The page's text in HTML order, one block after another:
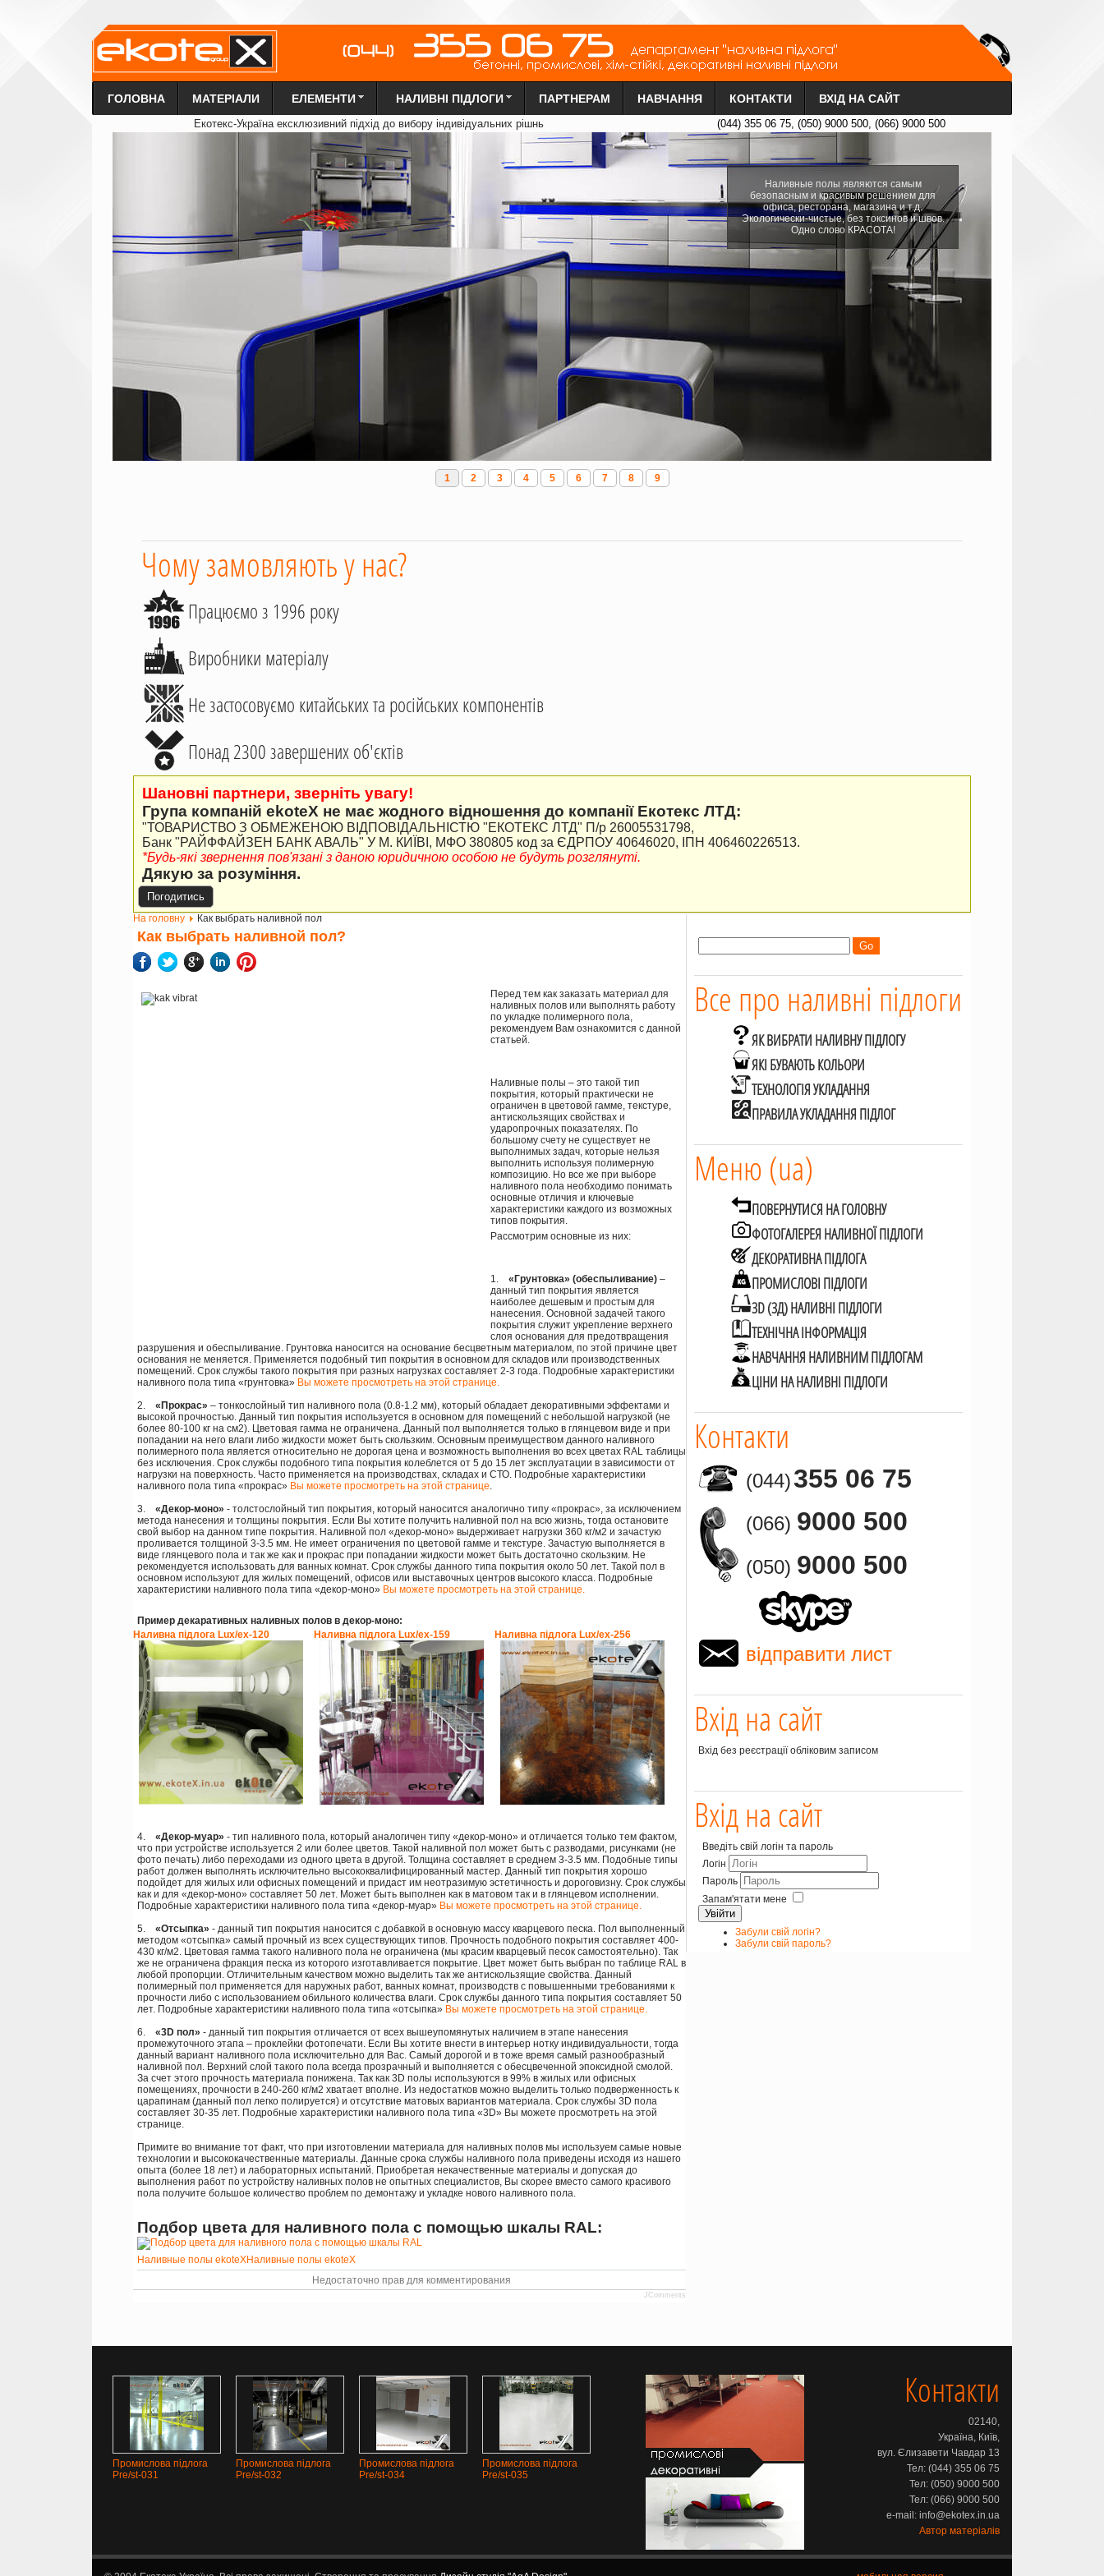
ГОЛОВНА МАТЕРІАЛИ ЕЛЕМЕНТИ НАЛИВНІ ПІДЛОГИ ПАРТНЕРАМ НАВЧАННЯ КОНТАКТИ ВХІД НА САЙТ
Екотекс-Україна ексклюзивний підхід до вибору індивідуальних рішнь (044) 355 06 75, (050) 9000 500, (066) 9000 500
Наливные полы являются самым
безопасным и красивым решением для
офиса, ресторана, магазина и т.д.
Экологически-чистые, без токсинов и швов.
Одно слово КРАСОТА!
1 2 3 4 5 6 7 8 9
Чому замовляють у нас?
Працюємо з 1996 року
Виробники матеріалу
Не застосовуємо китайських та російських компонентів
Понад 2300 завершених об'єктів
Шановні партнери, зверніть увагу!
Група компаній ekoteX не має жодного відношення до компанії Екотекс ЛТД:
"ТОВАРИСТВО З ОБМЕЖЕНОЮ ВІДПОВІДАЛЬНІСТЮ "ЕКОТЕКС ЛТД" П/р 26005531798,
Банк "РАЙФФАЙЗЕН БАНК АВАЛЬ" У М. КИЇВІ, МФО 380805 код за ЄДРПОУ 40646020, ІПН 406460226513.
*Будь-які звернення пов'язані з даною юридичною особою не будуть розглянуті.
Дякую за розуміння.
Погодитись
Все про наливні підлоги
ЯК ВИБРАТИ НАЛИВНУ ПІДЛОГУ
ЯКІ БУВАЮТЬ КОЛЬОРИ
ТЕХНОЛОГІЯ УКЛАДАННЯ
ПРАВИЛА УКЛАДАННЯ ПІДЛОГ
Меню (ua)
ПОВЕРНУТИСЯ НА ГОЛОВНУ
ФОТОГАЛЕРЕЯ НАЛИВНОЇ ПІДЛОГИ
ДЕКОРАТИВНА ПІДЛОГА
ПРОМИСЛОВІ ПІДЛОГИ
3D (3Д) НАЛИВНІ ПІДЛОГИ
ТЕХНІЧНА ІНФОРМАЦІЯ
НАВЧАННЯ НАЛИВНИМ ПІДЛОГАМ
ЦІНИ НА НАЛИВНІ ПІДЛОГИ
Контакти
(044)355 06 75
(066) 9000 500
(050) 9000 500
відправити лист
Вхід на сайт
Вхід без реєстрації обліковим записом
Вхід на сайт
Введіть свій логін та пароль
Логін
Пароль
Запам'ятати мене
Увійти
Забули свій логін?
Забули свій пароль?
На головну Как выбрать наливной пол
Как выбрать наливной пол?
Перед тем как заказать материал для
наливных полов или выполнять работу
по укладке полимерного пола,
рекомендуем Вам ознакомится с данной
статьей.
Наливные полы – это такой тип
покрытия, который практически не
ограничен в цветовой гамме, текстуре,
антискользящих свойствах и
ударопрочных показателях. По
большому счету не существует не
выполнимых задач, которые нельзя
выполнить используя полимерную
композицию. Но все же при выборе
наливного пола необходимо понимать
основные отличия и ключевые
характеристики каждого из возможных
типов покрытия.
Рассмотрим основные из них:
1. «Грунтовка» (обеспыливание) –
данный тип покрытия является
наиболее дешевым и простым для
нанесения. Основной задачей такого
покрытия служит укрепление верхнего
слоя основания для предотвращения
разрушения и обеспыливание. Грунтовка наносится на основание бесцветным материалом, по этой причине цвет
основания не меняется. Применяется подобный тип покрытия в основном для складов или производственных
помещений. Срок службы такого покрытия при разных нагрузках составляет 2-3 года. Подробные характеристики
наливного пола типа «грунтовка» Вы можете просмотреть на этой странице.
2.
«Прокрас» – тонкослойный тип наливного пола (0.8-1.2 мм), который обладает декоративными эффектами и
высокой прочностью. Данный тип покрытия используется в основном для помещений с небольшой нагрузкой (не
более 80-100 кг на см2). Цветовая гамма не ограничена. Данный пол выполняется только в глянцевом виде и при
попадании на него влаги либо жидкости может быть скользким. Основным преимуществом данного наливного
полимерного пола является относительно не дорогая цена и возможность выполнения во всех цветах RAL таблицы
без исключения. Срок службы подобного типа покрытия колеблется от 5 до 15 лет эксплуатации в зависимости от
нагрузки на поверхность. Часто применяется на производствах, складах и СТО. Подробные характеристики
наливного пола типа «прокрас» Вы можете просмотреть на этой странице.
3. «Декор-моно» - толстослойный тип покрытия, который наносится аналогично типу «прокрас», за исключением
метода нанесения и толщины покрытия. Если Вы хотите получить наливной пол на всю жизнь, тогда остановите
свой выбор на данном типе покрытия. Наливной пол «декор-моно» выдерживает нагрузки 360 кг/м2 и зачастую
проливается толщиной 3-3.5 мм. Не имеет ограничения по цветовой гамме и текстуре. Зачастую выполняется в
виде глянцевого пола и так же как и прокрас при попадании жидкости может быть достаточно скользким. Не
рекомендуется использовать для ванных комнат. Срок службы данного типа покрытия около 50 лет. Такой пол в
основном используют для жилых помещений, офисов или выставочных центров высокого класса. Подробные
характеристики наливного пола типа «декор-моно» Вы можете просмотреть на этой странице.
Пример декаративных наливных полов в декор-моно:
Наливна підлога Lux/ex-120
Наливна підлога Lux/ex-159 Наливна підлога Lux/ex-256
4. «Декор-муар» - тип наливного пола, который аналогичен типу «декор-моно» и отличается только тем фактом,
что при устройстве используется 2 или более цветов. Такой наливной пол может быть с разводами, рисунками (не
фото печать) либо переходами из одного цвета в другой. Толщина составляет в среднем 3-3.5 мм. Подобные типы
работ должен выполнять исключительно высококвалифицированный мастер. Данный тип покрытия хорошо
подойдет для жилых или офисных помещений и придаст им неотразимую эстетичность и дороговизну. Срок службы
как и для «декор-моно» составляет 50 лет. Может быть выполнен как в матовом так и в глянцевом исполнении.
Подробные характеристики наливного пола типа «декор-муар» Вы можете просмотреть на этой странице.
5. «Отсыпка» - данный тип покрытия наносится с добавкой в основную массу кварцевого песка. Пол выполненный
методом «отсыпка» самый прочный из всех существующих типов. Прочность подобного покрытия составляет 400-
430 кг/м2. Цветовая гамма такого наливного пола не ограничена (мы красим кварцевый песок самостоятельно). Так
же не ограничена фракция песка из которого изготавливается покрытие. Цвет может быть выбран по таблице RAL в
любой пропорции. Отличительным качеством можно выделить так же антискользящие свойства. Данный
полимерный пол применяется для наружных работ, ванных комнат, производств с повышенными требованиями к
прочности либо с использованием обильного количества влаги. Срок службы данного типа покрытия составляет 50
лет. Подробные характеристики наливного пола типа «отсыпка» Вы можете просмотреть на этой странице.
6. «3D пол» - данный тип покрытия отличается от всех вышеупомянутых наличием в этапе нанесения
промежуточного этапа – проклейки фотопечати. Если Вы хотите внести в интерьер нотку индивидуальности, тогда
данный вариант наливного пола исключительно для Вас. Самый дорогой и в тоже время самый разнообразный
наливной пол. Верхний слой такого пола всегда прозрачный и выполняется с обесцвеченной эпоксидной смолой.
За счет этого прочность материала понижена. Так как 3D полы используются в 99% в жилых или офисных
помещениях, прочности в 240-260 кг/м2 хватает вполне. Из недостатков можно выделить только подверженность к
царапинам (данный пол легко полируется) и отсутствие матовых вариантов материала. Срок службы 3D пола
составляет 30-35 лет. Подробные характеристики наливного пола типа «3D» Вы можете просмотреть на этой
странице.
Примите во внимание тот факт, что при изготовлении материала для наливных полов мы используем самые новые
технологии и высококачественные материалы. Данные срока службы наливного пола приведены исходя из нашего
опыта (более 18 лет) и лабораторных испытаний. Приобретая некачественные материалы и допуская до
выполнения работ по устройству наливных полов не опытных специалистов, Вы скорее вместо самого красивого
пола получите большое количество проблем по демонтажу и укладке нового наливного пола.
Подбор цвета для наливного пола с помощью шкалы RAL:
Наливные полы ekoteXНаливные полы ekoteX
Недостаточно прав для комментирования
JComments
Промислова підлога
Pre/st-031
Промислова підлога
Pre/st-032
Промислова підлога
Pre/st-034
Промислова підлога
Pre/st-035
Контакти
02140,
Україна, Київ,
вул. Єлизавети Чавдар 13
Тел: (044) 355 06 75
Тел: (050) 9000 500
Тел: (066) 9000 500
e-mail: info@ekotex.in.ua
Автор матеріалів